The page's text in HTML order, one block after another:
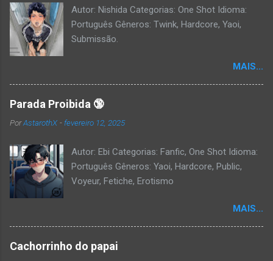
Autor: Nishida Categorias: One Shot Idioma:
Português Gêneros: Twink, Hardcore, Yaoi,
Submissão.
MAIS...
Parada Proibida 🔞
PorAstarothX - fevereiro 12, 2025
Autor: Ebi Categorias: Fanfic, One Shot Idioma:
Português Gêneros: Yaoi, Hardcore, Public,
Voyeur, Fetiche, Erotismo
MAIS...
Cachorrinho do papai